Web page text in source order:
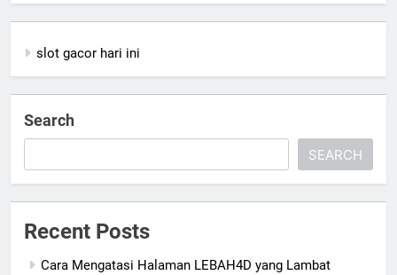
slot gacor hari ini
Search
SEARCH
Recent Posts
Cara Mengatasi Halaman LEBAH4D yang Lambat